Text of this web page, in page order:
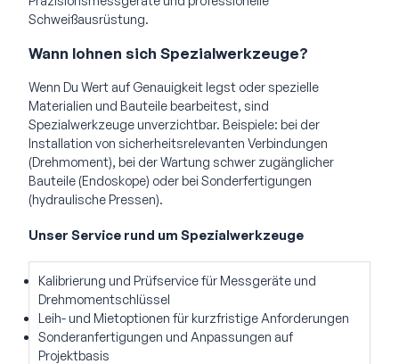
Schweißausrüstung.
Wann lohnen sich Spezialwerkzeuge?
Wenn Du Wert auf Genauigkeit legst oder spezielle
Materialien und Bauteile bearbeitest, sind
Spezialwerkzeuge unverzichtbar. Beispiele: bei der
Installation von sicherheitsrelevanten Verbindungen
(Drehmoment), bei der Wartung schwer zugänglicher
Bauteile (Endoskope) oder bei Sonderfertigungen
(hydraulische Pressen).
Unser Service rund um Spezialwerkzeuge
Kalibrierung und Prüfservice für Messgeräte und
Drehmomentschlüssel
Leih- und Mietoptionen für kurzfristige Anforderungen
Sonderanfertigungen und Anpassungen auf
Projektbasis